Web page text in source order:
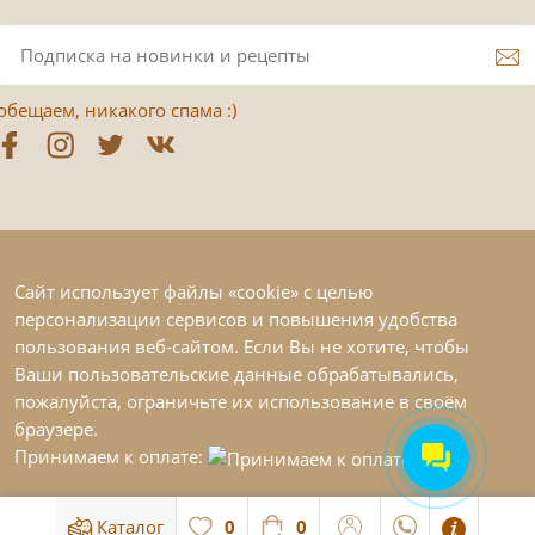
Каталог 0 0
никакого спама :)
Сайт использует файлы «cookie» с целью
персонализации сервисов и повышения удобства
пользования веб-сайтом. Если Вы не хотите, чтобы
Ваши пользовательские данные обрабатывались,
пожалуйста, ограничьте их использование в своём
браузере.
Принимаем к оплате: